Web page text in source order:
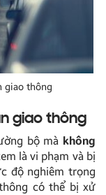
giao thông
giao thông
bộ mà không
là vi phạm và bị
độ nghiêm trọng
có thể bị xử